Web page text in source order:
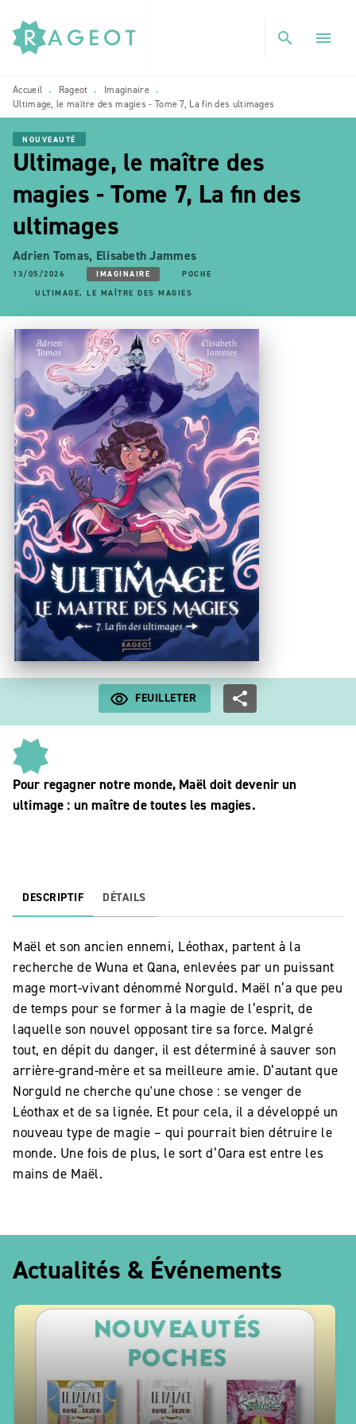
MENU RECHERCHE
PIED DE PAGE
search menu
Accueil • Rageot • Imaginaire •
Ultimage, le maître des magies - Tome 7, La fin des ultimages
NOUVEAUTÉ
Ultimage, le maître des
magies - Tome 7, La fin des
ultimages
Adrien Tomas, Elisabeth Jammes
13/05/2026 IMAGINAIRE
POCHE
ULTIMAGE, LE MAÎTRE DES MAGIES
FEUILLETER
Pour regagner notre monde, Maël doit devenir un
ultimage : un maître de toutes les magies.
DESCRIPTIF DÉTAILS
Maël et son ancien ennemi, Léothax, partent à la
recherche de Wuna et Qana, enlevées par un puissant
mage mort-vivant dénommé Norguld. Maël n’a que peu
de temps pour se former à la magie de l’esprit, de
laquelle son nouvel opposant tire sa force. Malgré
tout, en dépit du danger, il est déterminé à sauver son
arrière-grand-mère et sa meilleure amie. D’autant que
Norguld ne cherche qu'une chose : se venger de
Léothax et de sa lignée. Et pour cela, il a développé un
nouveau type de magie – qui pourrait bien détruire le
monde. Une fois de plus, le sort d’Oara est entre les
mains de Maël.
Actualités & Événements